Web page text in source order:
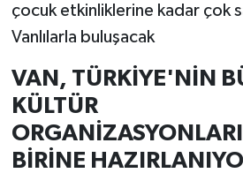
çocuk etkinliklerine kadar çok
Vanlılarla buluşacak
VAN, TÜRKİYE'NİN
KÜLTÜR
BİRİNE